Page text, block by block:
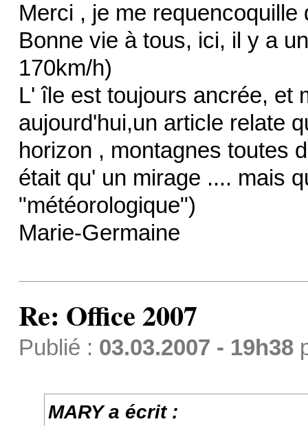
Merci , je me
Bonne vie à tous, ici, il y a
170km/h)
L' île est toujours ancrée, et
aujourd'hui,un article relate
horizon , montagnes toutes
était qu' un mirage .... mais
"météorologique")
Marie-Germaine
Re: Office 2007
Publié : 03.03.2007 - 19h38
MARY a écrit :